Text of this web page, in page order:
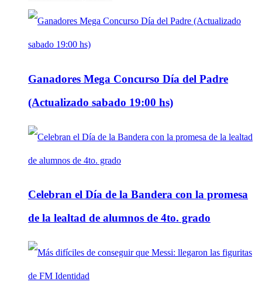
Ganadores Mega Concurso Día del Padre
(Actualizado sabado 19:00 hs)
Celebran el Día de la Bandera con la promesa
de la lealtad de alumnos de 4to. grado